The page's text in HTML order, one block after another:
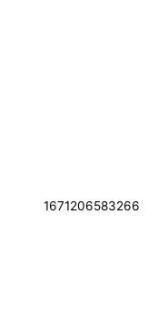
1671206583266